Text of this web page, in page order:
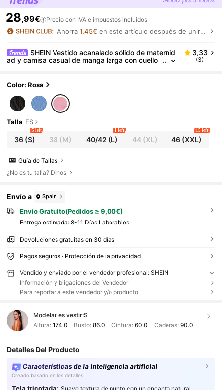
28,99€ Precio con IVA e impuestos incluidos
Ahorra 1,45€ en este artículo después de unirte.
SHEIN Vestido acanalado sólido de maternid
ad y camisa casual de manga larga con cuello
3,33
(3)
Color: Rosa
Talla ES
36(S)
5 left
38 (M) 40/42 (L)
1 left
44(XL) 46 (XXL)
15 left
Guía de Tallas
¿No es tu talla? Dinos
Envío a Spain
Envío Gratuito(Pedidos ≥ 9,00€)
Entrega estimada: 8-11 Días Laborables
Devoluciones gratuitas en 30 días
Pagos seguros · Protección de la privacidad
Vendido y enviado por el vendedor profesional: SHEIN
Información y bligaciones del Vendedor
Para reportar a este vendedor y/o producto
Modelar es vestir:S
Altura: 174.0 Busto:86.0 Cintura: 60.0 Caderas: 90.0
Detalles Del Producto
Características de la inteligencia artificial
Creado basado en los detalles
Tela tricotada: Suave textura de punto con un encanto natural.